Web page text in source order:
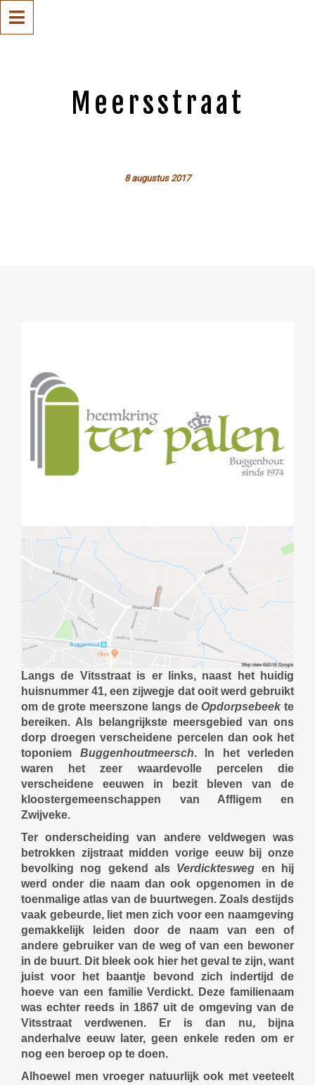
Meersstraat
8 augustus 2017
Langs de Vitsstraat is er links, naast het huidig
huisnummer 41, een zijwegje dat ooit werd gebruikt
om de grote meerszone langs deOpdorpsebeekte
bereiken. Als belangrijkste meersgebied van ons
dorp droegen verscheidene percelen dan ook het
toponiem Buggenhoutmeersch. In het verleden
waren het zeer waardevolle percelen die
verscheidene eeuwen in bezit bleven van de
kloostergemeenschappen van Affligem en
Zwijveke.
Ter onderscheiding van andere veldwegen was
betrokken zijstraat midden vorige eeuw bij onze
bevolking nog gekend als Verdicktesweg en hij
werd onder die naam dan ook opgenomen in de
toenmalige atlas van de buurtwegen. Zoals destijds
vaak gebeurde, liet men zich voor een naamgeving
gemakkelijk leiden door de naam van een of
andere gebruiker van de weg of van een bewoner
in de buurt. Dit bleek ook hier het geval te zijn, want
juist voor het baantje bevond zich indertijd de
hoeve van een familie Verdickt. Deze familienaam
was echter reeds in 1867 uit de omgeving van de
Vitsstraat verdwenen. Er is dan nu, bijna
anderhalve eeuw later, geen enkele reden om er
nog een beroep op te doen.
Alhoewel men vroeger natuurlijk ook met veeteelt